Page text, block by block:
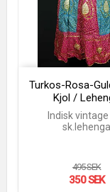
Turkos-Rosa-
Kjol /
Indisk vintage
sk.lehenga
495 SEK
350 SEK